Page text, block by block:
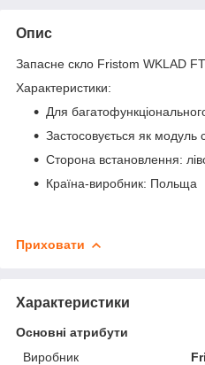
Опис
Запасне скло Fristom WKLAD
Характеристики:
Для
Застосовується як модуль
Сторона встановлення:
Країна-виробник: Польща
Приховати
Характеристики
Основні атрибути
Виробник